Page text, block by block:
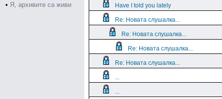
• Я, архивите са живи Have I told you lately
Re: Новата слушалка...
Re: Новата слушалка...
Re: Новата слушалка...
Re: Новата слушалка...
...
...